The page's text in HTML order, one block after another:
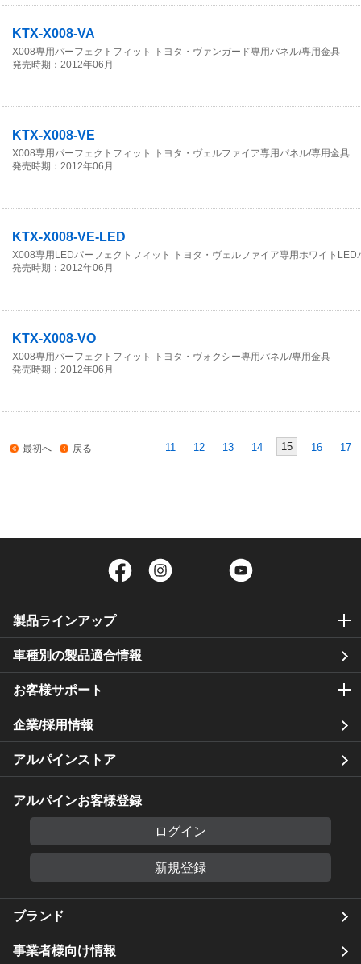
KTX-X008-VA
X008専用パーフェクトフィット トヨタ・ヴァンガード専用パネル/専用金具
発売時期：2012年06月
KTX-X008-VE
X008専用パーフェクトフィット トヨタ・ヴェルファイア専用パネル/専用金具
発売時期：2012年06月
KTX-X008-VE-LED
X008専用LEDパーフェクトフィット トヨタ・ヴェルファイア専用ホワイトLED
発売時期：2012年06月
KTX-X008-VO
X008専用パーフェクトフィット トヨタ・ヴォクシー専用パネル/専用金具
発売時期：2012年06月
最初へ 戻る 11 12 13 14 15 16 17
Facebook Twitter
製品ラインアップ
車種別の製品適合情報
お客様サポート
企業/採用情報
アルパインストア
アルパインお客様登録
ログイン
新規登録
ブランド
事業者様向け情報